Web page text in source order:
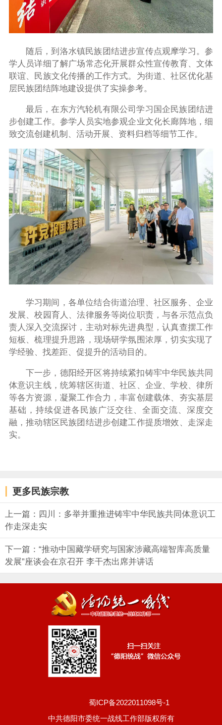
随后，到洛水镇民族团结进步宣传点观摩学习。参
学人员详细了解广场常态化开展群众性宣传教育、文体
联谊、民族文化传播的工作方式。为街道、社区优化基
层民族团结阵地建设提供了实操参考。
最后，在东方汽轮机有限公司学习国企民族团结进
步创建工作。参学人员实地参观企业文化长廊阵地，细
致交流创建机制、活动开展、资料归档等细节工作。
学习期间，各单位结合街道治理、社区服务、企业
发展、校园育人、法律服务等岗位职责，与各示范点负
责人深入交流探讨，主动对标先进典型，认真查摆工作
短板、梳理提升思路，现场研学氛围浓厚，切实实现了
学经验、找差距、促提升的活动目的。
下一步，德阳经开区将持续紧扣铸牢中华民族共同
体意识主线，统筹辖区街道、社区、企业、学校、律所
等各方资源，凝聚工作合力，丰富创建载体、夯实基层
基础，持续促进各民族广泛交往、全面交流、深度交
融，推动辖区民族团结进步创建工作提质增效、走深走
实。
更多民族宗教
上一篇：四川：多举并重推进铸牢中华民族共同体意识工
作走深走实
下一篇：“推动中国藏学研究与国家涉藏高端智库高质量
发展”座谈会在京召开 李干杰出席并讲话
蜀ICP备2022011098号-1
中共德阳市委统一战线工作部版权所有